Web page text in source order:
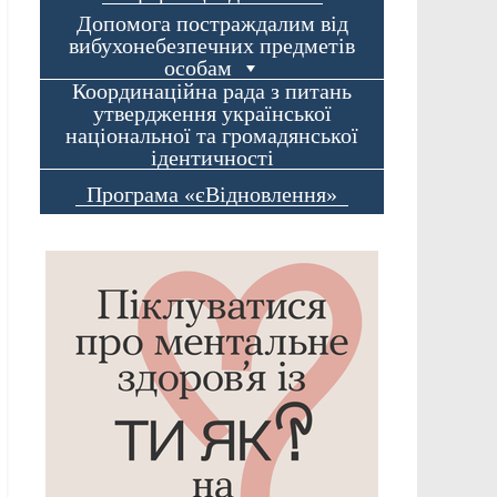
Допомога постраждалим від
вибухонебезпечних предметів
особам
Координаційна рада з питань
утвердження української
національної та громадянської
ідентичності
Програма «єВідновлення»